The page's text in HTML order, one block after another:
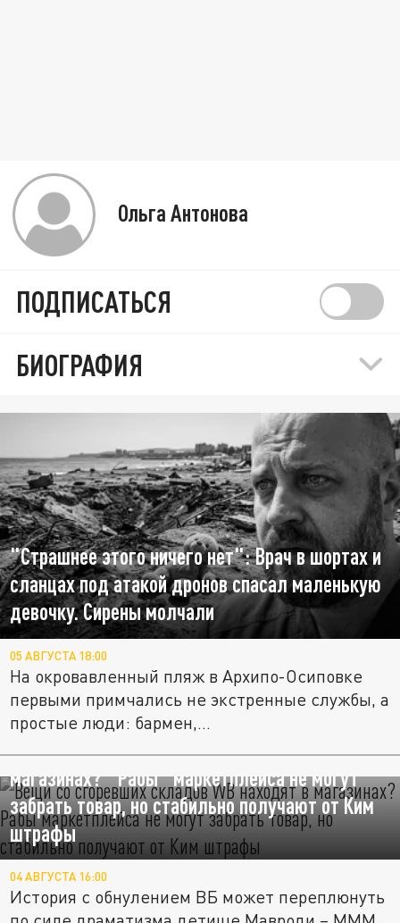
Ольга Антонова
ПОДПИСАТЬСЯ
БИОГРАФИЯ
"Страшнее этого ничего нет": Врач в шортах и
сланцах под атакой дронов спасал маленькую
девочку. Сирены молчали
05 АВГУСТА 18:00
На окровавленный пляж в Архипо-Осиповке
первыми примчались не экстренные службы, а
простые люди: бармен,...
Вещи со сгоревших складов WB находят в
магазинах? "Рабы" маркетплейса не могут
забрать товар, но стабильно получают от Ким
штрафы
04 АВГУСТА 16:00
История с обнулением ВБ может переплюнуть